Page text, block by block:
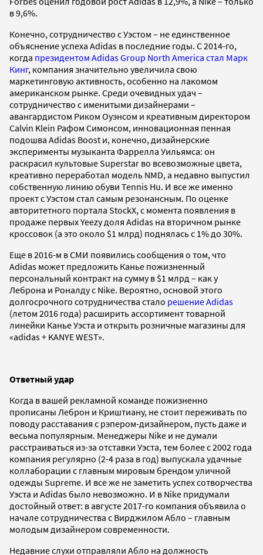
в 9,6%.
Конечно, сотрудничество с Уэстом – не единственное
объяснение успеха Adidas в последние годы. С 2014-го,
когда президентом Adidas Group North America стал Марк
Кинг, компания значительно увеличила свою
маркетинговую активность, особенно на лакомом
американском рынке. Среди очевидных удач –
сотрудничество с именитыми дизайнерами –
авангардистом Риком Оуэнсом и креативным директором
Calvin Klein Рафом Симонсом, инновационная пенная
подошва Adidas Boost и, конечно, дизайнерские
эксперименты музыканта Фаррелла Уильямса: он
раскрасил культовые Superstar во всевозможные цвета,
креативно переработал модель NMD, а недавно выпустил
собственную линию обуви Tennis Hu. И все же именно
проект с Уэстом стал самым резонансным. По оценке
авторитетного портала StockX, с момента появления в
продаже первых Yeezy доля Adidas на вторичном рынке
кроссовок (а это около $1 млрд) поднялась с 1% до 30%.
Еще в 2016-м в СМИ появились сообщения о том, что
Adidas может предложить Канье пожизненный
персональный контракт на сумму в $1 млрд – как у
Леброна и Роналду с Nike. Вероятно, основой этого
долгосрочного сотрудничества стало решение Adidas
(летом 2016 года) расширить ассортимент товарной
линейки Канье Уэста и открыть розничные магазины для
«adidas + KANYE WEST».
Ответный удар
Когда в вашей рекламной команде пожизненно
прописаны Леброн и Криштиану, не стоит переживать по
поводу расставания с рэпером-дизайнером, пусть даже и
весьма популярным. Менеджеры Nike и не думали
расстраиваться из-за отставки Уэста, тем более с 2002 года
компания регулярно (2-4 раза в год) выпускала удачные
коллаборации с главным мировым брендом уличной
одежды Supreme. И все же не заметить успех сотворчества
Уэста и Adidas было невозможно. И в Nike придумали
достойный ответ: в августе 2017-го компания объявила о
начале сотрудничества с Вирджилом Абло – главным
молодым дизайнером современности.
Недавние слухи отправляли Абло на должность